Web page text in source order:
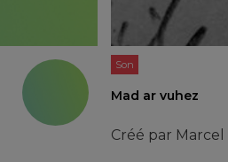
Son
Mad ar vuhez
Créé par